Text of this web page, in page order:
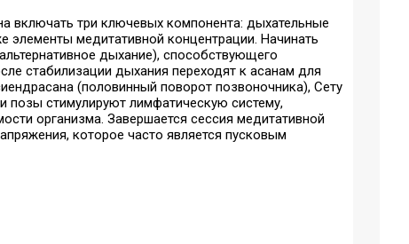
включать три ключевых компонента: дыхательные
элементы медитативной концентрации. Начинать
дыхание), способствующего
стабилизации дыхания переходят к асанам для
(половинный поворот позвоночника), Сету
позы стимулируют лимфатическую систему,
организма. Завершается сессия медитативной
которое часто является пусковым